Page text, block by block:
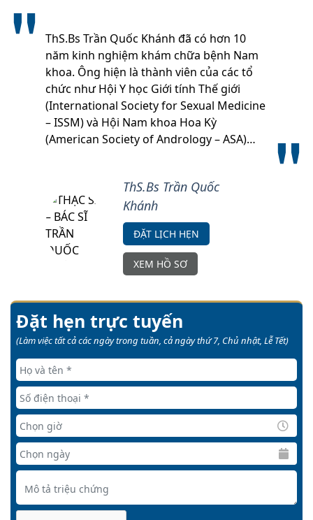
ThS.Bs Trần Quốc Khánh đã có hơn 10
năm kinh nghiệm khám chữa bệnh Nam
khoa. Ông hiện là thành viên của các tổ
chức như Hội Y học Giới tính Thế giới
(International Society for Sexual Medicine
– ISSM) và Hội Nam khoa Hoa Kỳ
(American Society of Andrology – ASA)…
ThS.Bs Trần Quốc
Khánh
ĐẶT LỊCH HẸN
XEM HỒ SƠ
Đặt hẹn trực tuyến
(Làm việc tất cả các ngày trong tuần, cả ngày thứ 7, Chủ nhật, Lễ Tết)